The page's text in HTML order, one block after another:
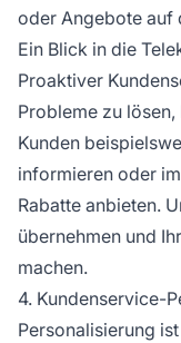
oder Angebote auf
Ein Blick in die
Proaktiver
Probleme zu
Kunden
informieren oder
Rabatte anbieten.
übernehmen und
machen.
4. Kundenservice-
Personalisierung